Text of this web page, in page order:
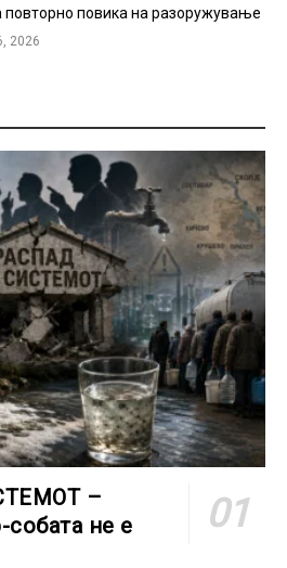
повика на разоружување
2026
–
собата не е